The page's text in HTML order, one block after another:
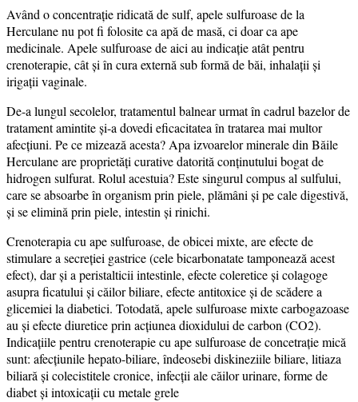
Având o concentrație ridicată de sulf, apele sulfuroase de la
Herculane nu pot fi folosite ca apă de masă, ci doar ca ape
medicinale. Apele sulfuroase de aici au indicație atât pentru
crenoterapie, cât și în cura externă sub formă de băi, inhalații și
irigații vaginale.
De-a lungul secolelor, tratamentul balnear urmat în cadrul bazelor de
tratament amintite și-a dovedi eficacitatea în tratarea mai multor
afecțiuni. Pe ce mizează acesta? Apa izvoarelor minerale din Băile
Herculane are proprietăți curative datorită conținutului bogat de
hidrogen sulfurat. Rolul acestuia? Este singurul compus al sulfului,
care se absoarbe în organism prin piele, plămâni și pe cale digestivă,
și se elimină prin piele, intestin și rinichi.
Crenoterapia cu ape sulfuroase, de obicei mixte, are efecte de
stimulare a secreției gastrice (cele bicarbonatate tamponează acest
efect), dar și a peristalticii intestinle, efecte coleretice și colagoge
asupra ficatului și căilor biliare, efecte antitoxice și de scădere a
glicemiei la diabetici. Totodată, apele sulfuroase mixte carbogazoase
au și efecte diuretice prin acțiunea dioxidului de carbon (CO2).
Indicațiile pentru crenoterapie cu ape sulfuroase de concetrație mică
sunt: afecțiunile hepato-biliare, îndeosebi diskineziile biliare, litiaza
biliară și colecistitele cronice, infecții ale căilor urinare, forme de
diabet și intoxicații cu metale grele